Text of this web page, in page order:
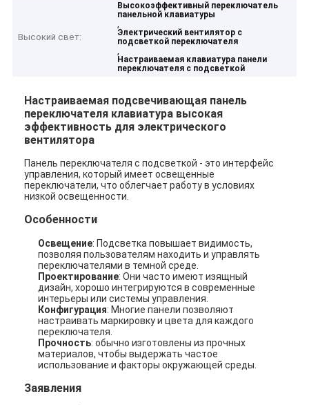
Высокий свет:
Высокоэффективный переключатель
панельной клавиатуры
,
Электрический вентилятор с
подсветкой переключателя
,
Настраиваемая клавиатура панели
переключателя с подсветкой
Настраиваемая подсвечивающая панель
переключателя клавиатура высокая
эффективность для электрического
вентилятора
Панель переключателя с подсветкой - это интерфейс
управления, который имеет освещенные
переключатели, что облегчает работу в условиях
низкой освещенности.
Особенности
Освещение: Подсветка повышает видимость,
позволяя пользователям находить и управлять
переключателями в темной среде.
Проектирование: Они часто имеют изящный
дизайн, хорошо интегрируются в современные
интерьеры или системы управления.
Конфигурация: Многие панели позволяют
настраивать маркировку и цвета для каждого
переключателя.
Прочность: обычно изготовлены из прочных
материалов, чтобы выдержать частое
использование и факторы окружающей среды.
Заявления